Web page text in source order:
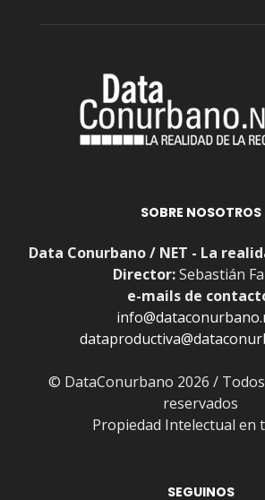
SOBRE NOSOTROS
Data Conurbano / NET - La
Director:Sebastián
e-mails de
© DataConurbano 2026 /
reservados
Propiedad Intelectual en
SEGUINOS